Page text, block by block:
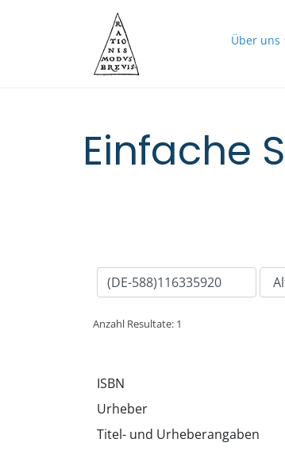
Über uns
Einfache
Anzahl Resultate: 1
ISBN
Urheber
Titel- und Urheberangaben